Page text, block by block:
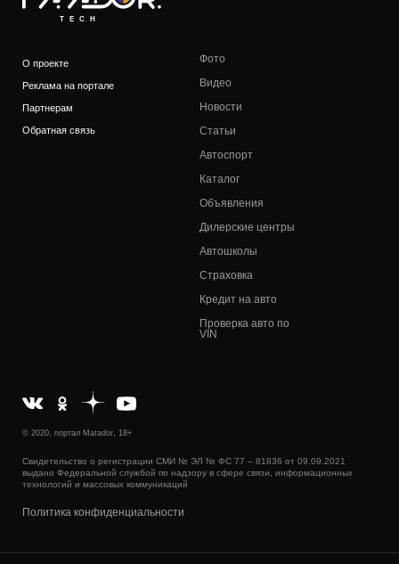
TECH
О проекте
Реклама на портале
Партнерам
Обратная связь
Фото
Видео
Новости
Статьи
Автоспорт
Каталог
Объявления
Дилерские центры
Автошколы
Страховка
Кредит на авто
Проверка авто по
VIN
© 2020, портал Matador, 18+
Свидетельство о регистрации СМИ № ЭЛ № ФС 77 – 81836 от 09.09.2021
выдано Федеральной службой по надзору в сфере связи, информационных
технологий и массовых коммуникаций
Политика конфиденциальности